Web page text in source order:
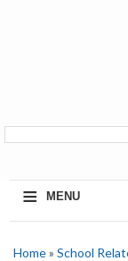
≡ MENU
Home» School